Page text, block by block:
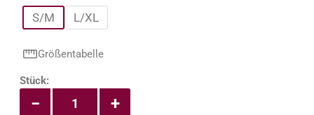
S/M L/XL
Größentabelle
Produkt Anzahl: Gib den gewünschten
Stück:
+
−